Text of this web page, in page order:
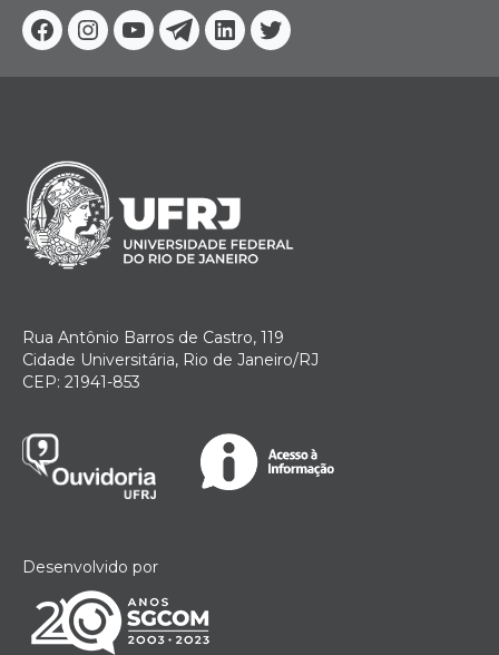
Facebook
Instagram
YoutubeTelegram
Linkedin
Twitter
Rua Antônio Barros de Castro, 119
Cidade Universitária, Rio de Janeiro/RJ
CEP: 21941-853
Desenvolvido por